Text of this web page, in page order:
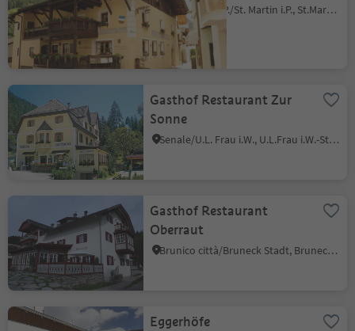
San Martino i.P./St. Martin i.P., St.Martin in Passeier/San Martino in Passiria, Meran/Merano and environs
Gasthof Restaurant Zur
Sonne
Senale/U.L. Frau i.W., U.L.Frau i.W.-St. Felix/Senale-S.Felice, Meran/Merano and environs
Gasthof Restaurant
Oberraut
Brunico città/Bruneck Stadt, Bruneck/Brunico, Dolomites Region Kronplatz/Plan de Corones
Eggerhöfe